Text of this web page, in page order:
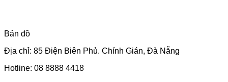
Bản đồ
Địa chỉ: 85 Điện Biên Phủ. Chính Gián, Đà Nẵng
Hotline: 08 8888 4418